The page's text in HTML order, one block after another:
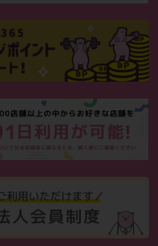
初月・翌月分
0円